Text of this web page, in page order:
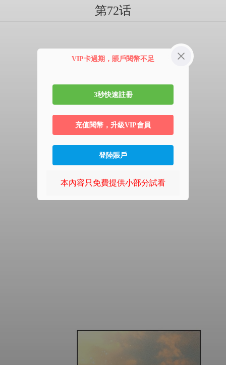
第72话
VIP卡過期，賬戶閱幣不足
3秒快速註冊
充值閱幣，升級VIP會員
登陸賬戶
本內容只免費提供小部分試看